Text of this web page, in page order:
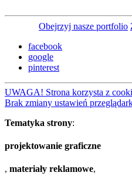
Obejrzyj nasze portfolio
facebook
google
pinterest
UWAGA! Strona korzysta z
Brak zmiany ustawień
Tematyka strony:
projektowanie graficzne
, materiały reklamowe,